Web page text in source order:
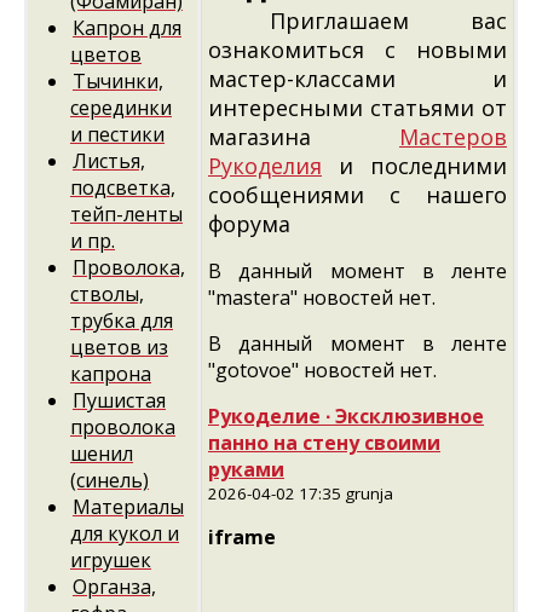
Капрон для
цветов
Тычинки,
серединки
и пестики
Листья,
подсветка,
тейп-ленты
и пр.
Проволока,
стволы,
трубка для
цветов из
капрона
Пушистая
проволока
шенил
(синель)
Материалы
для кукол и
игрушек
Органза,
Приглашаем вас
ознакомиться с новыми
мастер-классами и
интересными статьями от
магазина Мастеров
Рукоделия и последними
сообщениями с нашего
форума
В данный момент в ленте
"mastera" новостей нет.
В данный момент в ленте
"gotovoe" новостей нет.
Рукоделие ∙ Эксклюзивное
панно на стену своими
руками
2026-04-02 17:35 grunja
iframe